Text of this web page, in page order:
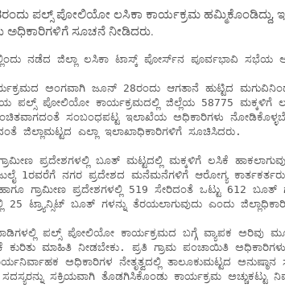
ಪಲ್ಸ್ ಪೋಲಿಯೋ ಲಸಿಕಾ ಕಾರ್ಯಕ್ರಮ ಹಮ್ಮಿಕೊಂಡಿದ್ದು,
ಅಧಿಕಾರಿಗಳಿಗೆ ಸೂಚನೆ ನೀಡಿದರು.
ಪಲ್ಸ್ ಪೋಲಿಯೋ ಕಾರ್ಯಕ್ರಮದಲ್ಲಿ ಜಿಲ್ಲೆಯ 58775 ಮಕ್ಕಳಿಗೆ
ಸಂಬಂಧಪಟ್ಟ ಇಲಾಖೆಯ ಅಧಿಕಾರಿಗಳು
ಜಿಲ್ಲಾಮಟ್ಟದ ಎಲ್ಲಾ ಇಲಾಖಾಧಿಕಾರಿಗಳಿಗೆ ಸೂಚಿಸಿದರು.
1ರವರೆಗೆ ನಗರ ಪ್ರದೇಶದ ಮನೆಮನೆಗಳಿಗೆ ಆರೋಗ್ಯ
ಗ್ರಾಮೀಣ ಪ್ರದೇಶಗಳಲ್ಲಿ 519 ಸೇರಿದಂತೆ ಒಟ್ಟು 612 ಬೂತ್
ಟ್ರ್ಯಾನ್ಸಿಟ್ ಬೂತ್ ಗಳನ್ನು ತೆರಯಲಾಗುವುದು ಎಂದು
ಮಾಹಿತಿ ನೀಡಬೇಕು. ಪ್ರತಿ ಗ್ರಾಮ ಪಂಚಾಯಿತಿ
ಅಧಿಕಾರಿಗಳ ನೇತೃತ್ವದಲ್ಲಿ ತಾಲೂಕುಮಟ್ಟದ
ಸದಸ್ಯರನ್ನು ಸಕ್ರಿಯವಾಗಿ ತೊಡಗಿಸಿಕೊಂಡು ಕಾರ್ಯಕ್ರಮ